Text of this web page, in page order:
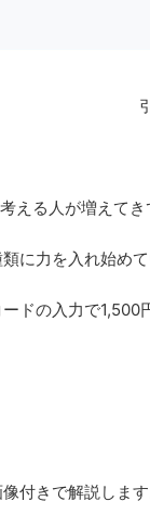
える人が増えてき
に力を入れ始めて
ドの入力で1,500
付きで解説します